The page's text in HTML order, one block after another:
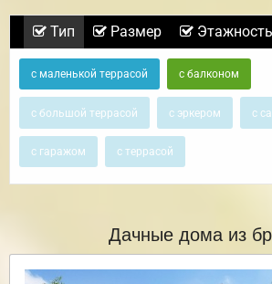
Тип Размер Этажность
с маленькой террасой с балконом
с большой террасой с эркером с
с гаражом с террасой
Дачные дома из